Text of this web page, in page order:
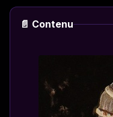
📄 Contenu